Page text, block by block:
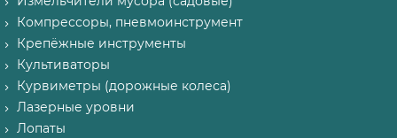
Компрессоры, пневмоинструмент
Крепёжные инструменты
Культиваторы
Курвиметры (дорожные колеса)
Лазерные уровни
Лопаты